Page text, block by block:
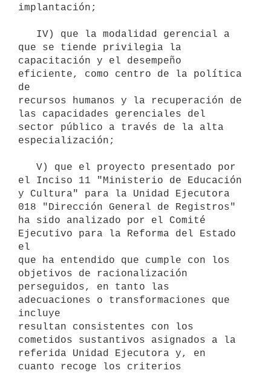
implantación;
que se tiende privilegia la
capacitación y el desempeño
eficiente, como centro de la política
de
recursos humanos y la recuperación de
las capacidades gerenciales del
sector público a través de la alta
especialización;
el Inciso 11 "Ministerio de Educación
y Cultura" para la Unidad Ejecutora
018 "Dirección General de Registros"
ha sido analizado por el Comité
Ejecutivo para la Reforma del Estado
el
que ha entendido que cumple con los
objetivos de racionalización
perseguidos, en tanto las
adecuaciones o transformaciones que
incluye
resultan consistentes con los
cometidos sustantivos asignados a la
referida Unidad Ejecutora y, en
cuanto recoge los criterios